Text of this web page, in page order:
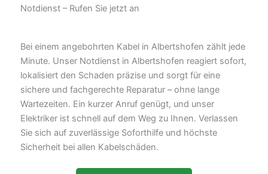
Notdienst – Rufen Sie jetzt an
Bei einem angebohrten Kabel in Albertshofen zählt jede
Minute. Unser Notdienst in Albertshofen reagiert sofort,
lokalisiert den Schaden präzise und sorgt für eine
sichere und fachgerechte Reparatur – ohne lange
Wartezeiten. Ein kurzer Anruf genügt, und unser
Elektriker ist schnell auf dem Weg zu Ihnen. Verlassen
Sie sich auf zuverlässige Soforthilfe und höchste
Sicherheit bei allen Kabelschäden.